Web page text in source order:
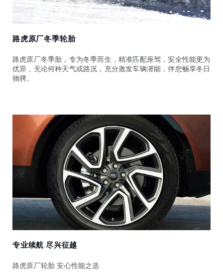
路虎原厂冬季轮胎
路虎原厂冬季胎，专为冬季而生，精准匹配座驾，安全性能更为
优异，无论何种天气或路况，充分激发车辆潜能，伴您畅享冬日
驰骋。
专业续航 尽兴征越
路虎原厂轮胎 安心性能之选